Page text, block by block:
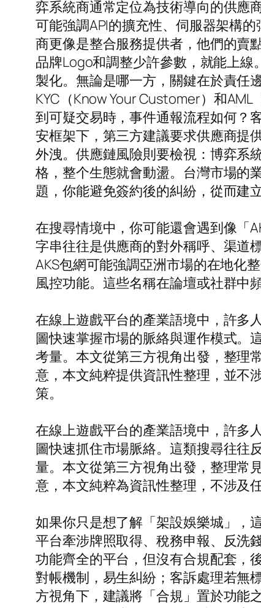
弈系統商通常定位為技術導向的供應
可能強調API的擴充性、伺服器架構
商更像是整合服務提供者，他們的賣
品牌Logo和調整少許參數，就能上
製化。無論是哪一方，關鍵在於責任
KYC（Know Your Customer）和
到可疑交易時，事件通報流程如何？
安框架下，第三方建議要求供應商提
外洩。供應鏈風險則要檢視：博弈系
格，整个生態就會動盪。台灣市場的
題，你能避免簽約後的糾紛，從而建
在搜尋情境中，你可能還會遇到像「
字串往往是供應商的對外稱呼、渠道
AKS包網可能強調亞洲市場的在地化
風控功能。這些名稱在論壇或社群中
在線上遊戲平台的產業語境中，許多
圖快速掌握市場的脈絡與運作模式。
考量。本文從第三方視角出發，整理
意，本文純粹提供資訊性整理，並不
策。
在線上遊戲平台的產業語境中，許多
圖快速抓住市場脈絡。這類搜尋往往
量。本文從第三方視角出發，整理常
意，本文純粹為資訊性整理，不涉及
如果你只是想了解「架設娛樂城」，
平台牽涉牌照取得、稅務申報、反洗
功能齊全的平台，但沒有合規配套，
對帳機制，易生糾紛；客訴處理若無
方視角下，建議將「合規」置於功能